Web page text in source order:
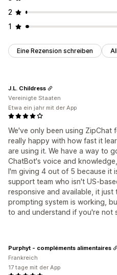
2
1
Eine Rezension schreiben
We've only been using ZipChat
really happy with how fast it
are using it. We have a way to
ChatBot's voice and
I'm giving 4 out of 5 because it
support team who isn't US-
responsive and available, it
prompting system is working,
to and understand if you're not
J.L. Childress
Vereinigte Staaten
Etwa ein jahr mit der App
Purphyt - compléments alimentaires
Frankreich
17 tage mit der App